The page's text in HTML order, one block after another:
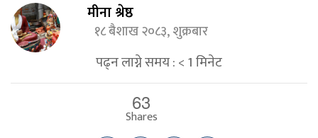
मीना श्रेष्ठ
१८ बैशाख २०८३, शुक्रबार
पढ्न लाग्ने समय :< 1मिनेट
63
Shares